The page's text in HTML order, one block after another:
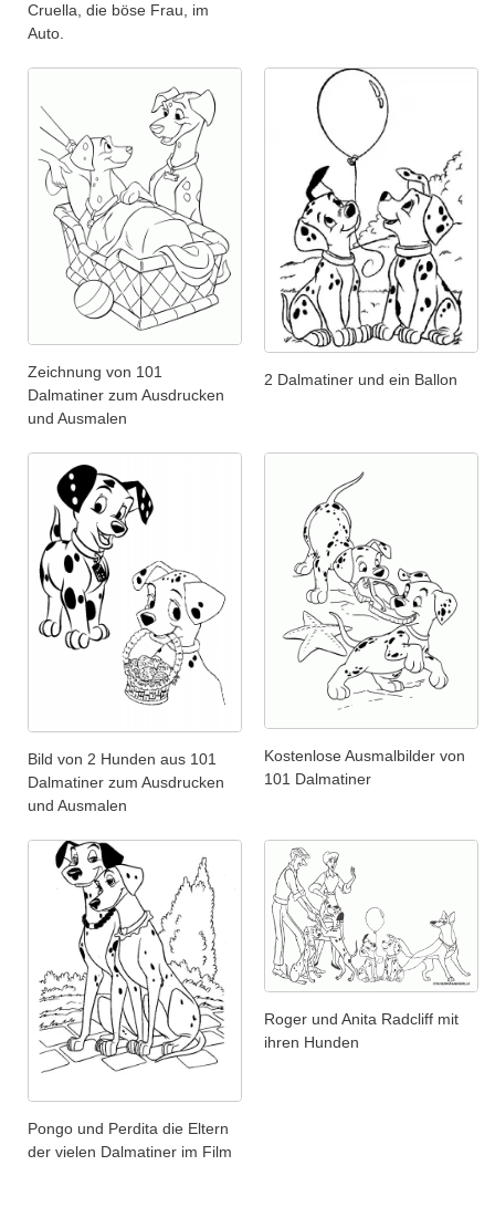
Cruella, die böse Frau, im
Auto.
Zeichnung von 101
Dalmatiner zum Ausdrucken
und Ausmalen
2 Dalmatiner und ein Ballon
Bild von 2 Hunden aus 101
Dalmatiner zum Ausdrucken
und Ausmalen
Kostenlose Ausmalbilder von
101 Dalmatiner
Pongo und Perdita die Eltern
der vielen Dalmatiner im Film
Roger und Anita Radcliff mit
ihren Hunden